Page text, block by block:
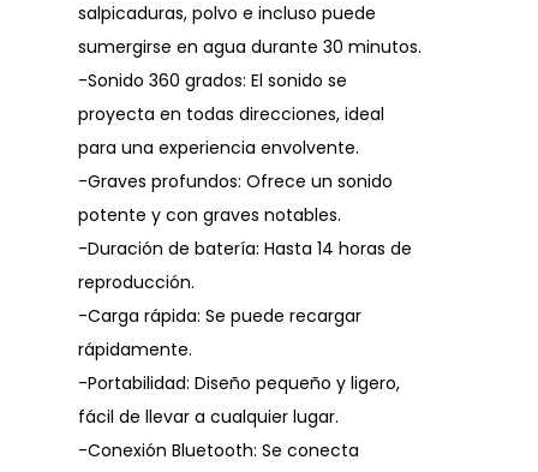
salpicaduras, polvo e incluso puede
sumergirse en agua durante 30 minutos.
-Sonido 360 grados: El sonido se
proyecta en todas direcciones, ideal
para una experiencia envolvente.
-Graves profundos: Ofrece un sonido
potente y con graves notables.
-Duración de batería: Hasta 14 horas de
reproducción.
-Carga rápida: Se puede recargar
rápidamente.
-Portabilidad: Diseño pequeño y ligero,
fácil de llevar a cualquier lugar.
-Conexión Bluetooth: Se conecta